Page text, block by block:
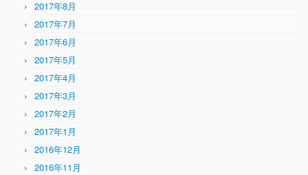
2017年8月
2017年7月
2017年6月
2017年5月
2017年4月
2017年3月
2017年2月
2017年1月
2016年12月
2016年11月